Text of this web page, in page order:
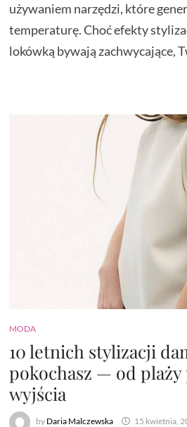
używaniem narzędzi, które
temperaturę. Choć efekty
lokówką bywają zachwycające,
MODA
10 letnich stylizacji
pokochasz — od
wyjścia
by Daria Malczewska 15 kwietnia,